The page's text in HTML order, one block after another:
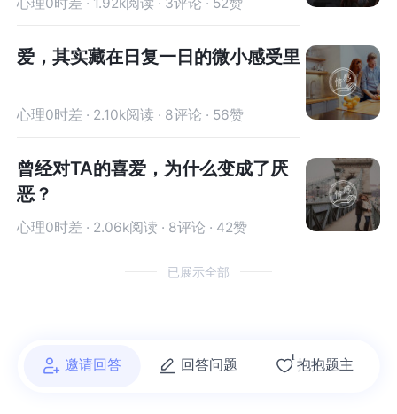
爱，其实藏在日复一日的微小感受里
心理0时差 · 2.10k阅读 · 8评论 · 56赞
曾经对TA的喜爱，为什么变成了厌
恶？
心理0时差 · 2.06k阅读 · 8评论 · 42赞
已展示全部
邀请回答 回答问题
1
抱抱题主